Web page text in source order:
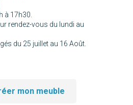
à 17h30.
rendez-vous du lundi au
du 25 juillet au 16 Août.
mon meuble